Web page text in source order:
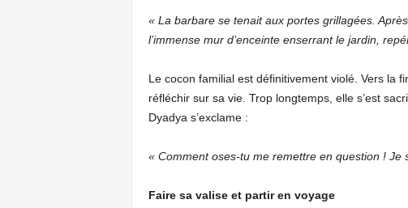
« La barbare se tenait aux portes grillagées.
l’immense mur d’enceinte enserrant le jardin,
Le cocon familial est définitivement violé. Vers la
réfléchir sur sa vie. Trop longtemps, elle s’est
Dyadya s’exclame :
« Comment oses-tu me remettre en question ! Je
Faire sa valise et partir en voyage